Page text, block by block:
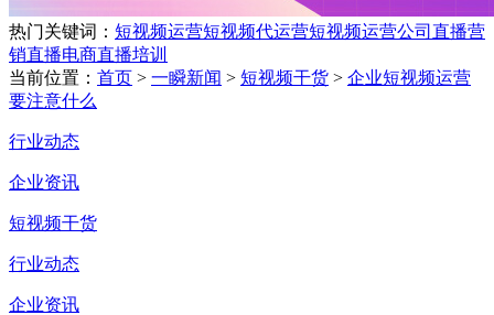
热门关键词： 短视频运营短视频代运营短视频运营公司 直播营
销直播电商直播培训
当前位置： 首页 > 一瞬新闻 > 短视频干货 > 企业短视频运营
要注意什么
行业动态
企业资讯
短视频干货
行业动态
企业资讯